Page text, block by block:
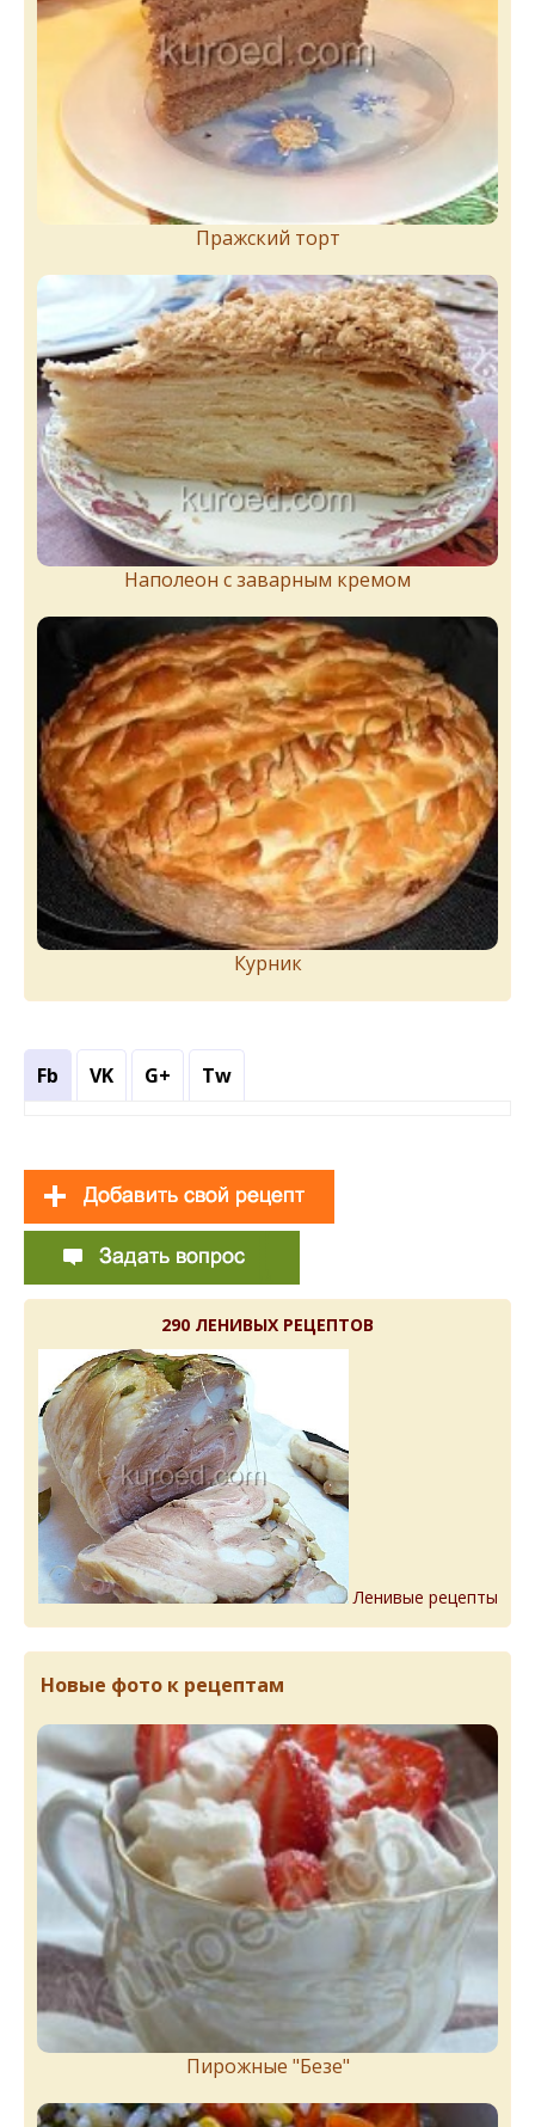
Пражский торт
Наполеон с заварным кремом
Курник
Fb VK G+ Tw
290 ЛЕНИВЫХ РЕЦЕПТОВ
Ленивые рецепты
Новые фото к рецептам
Пирожныe "Бeзe"